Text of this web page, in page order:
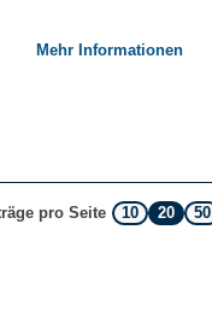
Mehr Informationen
pro Seite 10 20 50